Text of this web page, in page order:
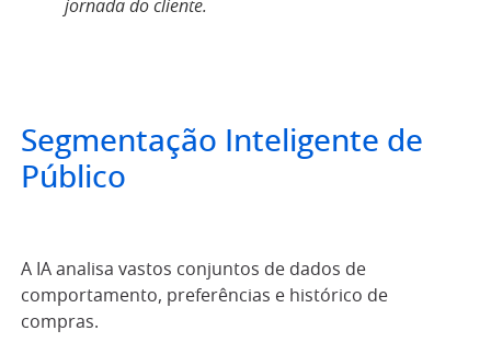
jornada do cliente.
Segmentação Inteligente de
Público
A IA analisa vastos conjuntos de dados de
comportamento, preferências e histórico de
compras.